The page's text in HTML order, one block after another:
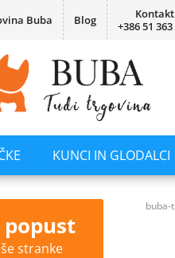
Buba Blog
Kontakt
+386 51
KUNCI IN GLODALCI
popust
stranke
buba-